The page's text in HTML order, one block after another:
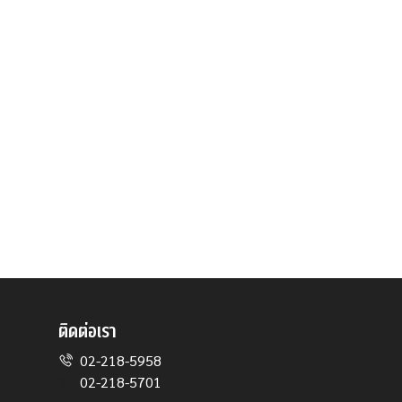
ติดต่อเรา
02-218-5958
02-218-5701